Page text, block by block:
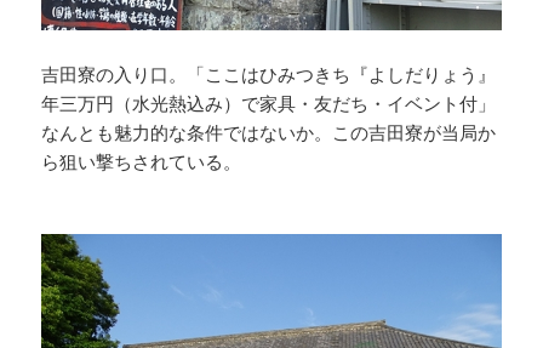
吉田寮の入り口。「ここはひみつきち『よしだりょう』
年三万円（水光熱込み）で家具・友だち・イベント付」
なんとも魅力的な条件ではないか。この吉田寮が当局か
ら狙い撃ちされている。